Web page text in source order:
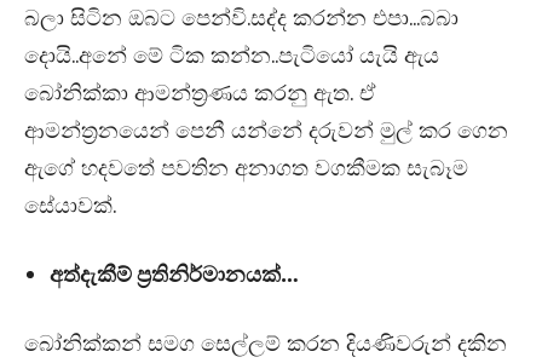
බලා සිටින ඔබට පෙන්වි.සද්ද කරන්න එපා…බබා
දොයි..අනේ මේ ටික කන්න..පැටියෝ යැයි ඇය
බෝනික්කා ආමන්ත්‍රණය කරනු ඇත. ඒ
ආමන්ත්‍රනයෙන් පෙනී යන්නේ දරුවන් මුල් කර ගෙන
ඇගේ හදවතේ පවතින අනාගත වගකීමක සැබෑම
සේයාවක්.
අත්දැකීම් ප්‍රතිනිර්මානයක්…
බෝනික්කන් සමග සෙල්ලම් කරන දියණිවරුන් දකින